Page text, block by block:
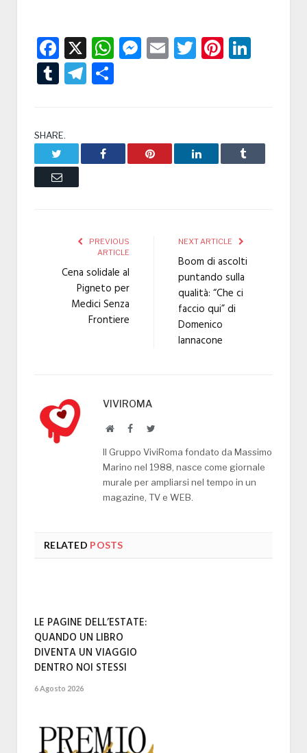
Facebook
X WhatsApp
Messenger
EmailTwitter
TumblrTelegram
SHARE.
Facebook Pinterest LinkedIn Tumblr
Email
PREVIOUS
ARTICLE
Cena solidale al
Pigneto per
Medici Senza
Frontiere
NEXT ARTICLE
Boom di ascolti
puntando sulla
qualità: “Che ci
faccio qui” di
Domenico
Iannacone
VIVIROMA
WebsiteFacebookTwitter
Il Gruppo ViviRoma fondato da Massimo
Marino nel 1988, nasce come giornale
murale per ampliarsi nel tempo in un
magazine, TV e WEB.
RELATED POSTS
LE PAGINE DELL’ESTATE:
QUANDO UN LIBRO
DIVENTA UN VIAGGIO
DENTRO NOI STESSI
6 Agosto 2026